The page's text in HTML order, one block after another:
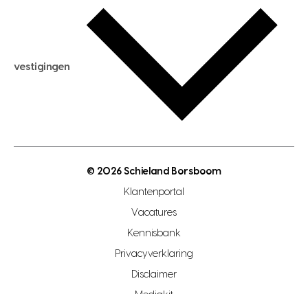
aankoopadvies
verkoopadvies
hypotheekadvies
hypotheek berekenen
maximale hypotheek berekenen
hypotheek bespaarcheck
gratis zoekprofiel aanmaken
open woningwaarde dag
vestigingen
makelaar regio zoetermeer
hypotheekshop regio den haag
hypotheekshop regio rotterdam
© 2026 Schieland Borsboom
Klantenportal
Vacatures
Kennisbank
Privacyverklaring
Disclaimer